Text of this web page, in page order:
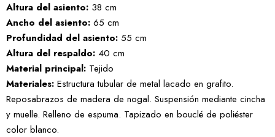
Altura del asiento: 38 cm
Ancho del asiento: 65 cm
Profundidad del asiento: 55 cm
Altura del respaldo: 40 cm
Material principal: Tejido
Materiales: Estructura tubular de metal lacado en grafito.
Reposabrazos de madera de nogal. Suspensión mediante cincha
y muelle. Relleno de espuma. Tapizado en bouclé de poliéster
color blanco.